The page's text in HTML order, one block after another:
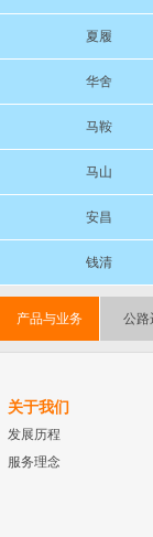
夏履
华舍
马鞍
马山
安昌
钱清
产品与业务 公路
关于我们
发展历程
服务理念